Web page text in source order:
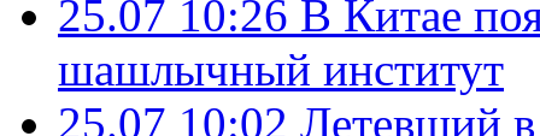
25.07 10:26 В Китае
шашлычный институт
25.07 10:02 Летевший